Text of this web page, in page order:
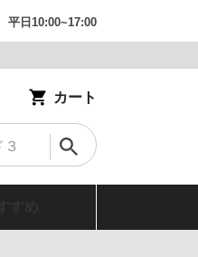
平日10:00~17:00
カート